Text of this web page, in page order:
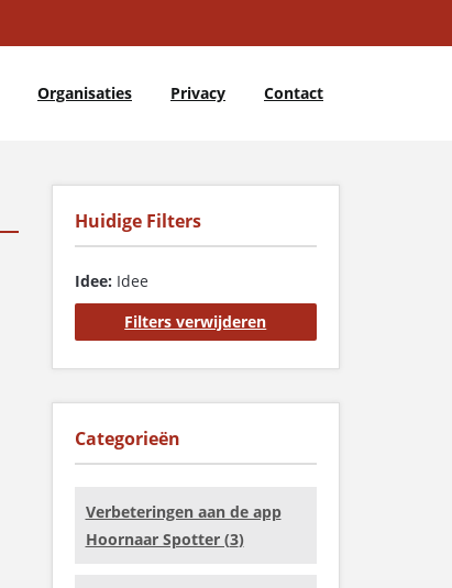
Organisaties Privacy Contact
Huidige Filters
Idee: Idee
Filters verwijderen
Categorieën
Verbeteringen aan de app
Hoornaar Spotter (3)